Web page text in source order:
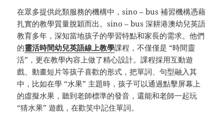
在眾多提供此類服務的機構中，sino – bus 補習機構憑藉
扎實的教學質量脫穎而出。sino – bus 深耕港澳幼兒英語
教育多年，深知當地孩子的學習特點和家長的需求。他們
的靈活時間幼兒英語線上教學課程，不僅僅是 “時間靈
活”，更在教學內容上做了精心設計。課程採用互動遊
戲、動畫短片等孩子喜歡的形式，把單詞、句型融入其
中，比如在學 “水果” 主題時，孩子可以通過點擊屏幕上
的虛擬水果，聽到老師標準的發音，還能和老師一起玩
“猜水果” 遊戲，在歡笑中記住單詞。